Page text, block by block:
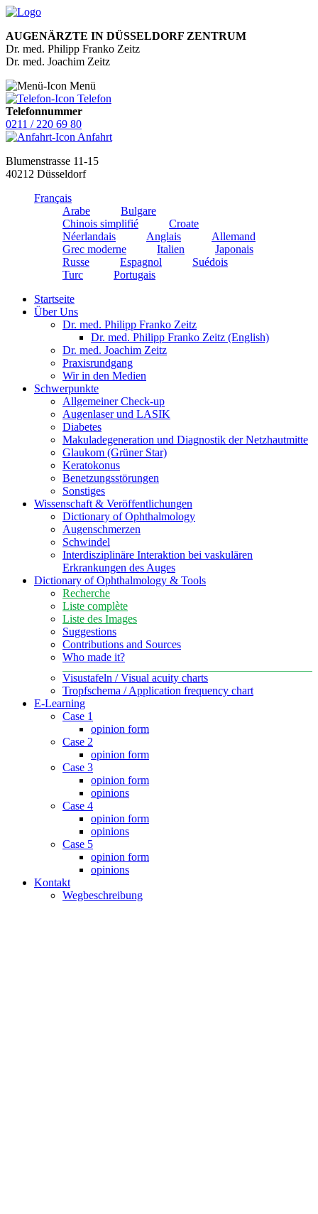
AUGENÄRZTE IN DÜSSELDORF ZENTRUM
Dr. med. Philipp Franko Zeitz
Dr. med. Joachim Zeitz
Menü
Telefon
Telefonnummer
0211 / 220 69 80
Anfahrt
Blumenstrasse 11-15
40212 Düsseldorf
Français
Arabe
Bulgare
Chinois simplifié
Croate
Néerlandais
Anglais
Allemand
Grec moderne
Italien
Japonais
Russe
Espagnol
Suédois
Turc
Portugais
Startseite
Über Uns
Dr. med. Philipp Franko Zeitz
Dr. med. Philipp Franko Zeitz (English)
Dr. med. Joachim Zeitz
Praxisrundgang
Wir in den Medien
Schwerpunkte
Allgemeiner Check-up
Augenlaser und LASIK
Diabetes
Makuladegeneration und Diagnostik der Netzhautmitte
Glaukom (Grüner Star)
Keratokonus
Benetzungsstörungen
Sonstiges
Wissenschaft & Veröffentlichungen
Dictionary of Ophthalmology
Augenschmerzen
Schwindel
Interdisziplinäre Interaktion bei vaskulären
Erkrankungen des Auges
Dictionary of Ophthalmology & Tools
Recherche
Liste complète
Liste des Images
Suggestions
Contributions and Sources
Who made it?
Visustafeln / Visual acuity charts
Tropfschema / Application frequency chart
E-Learning
Case 1
opinion form
Case 2
opinion form
Case 3
opinion form
opinions
Case 4
opinion form
opinions
Case 5
opinion form
opinions
Kontakt
Wegbeschreibung